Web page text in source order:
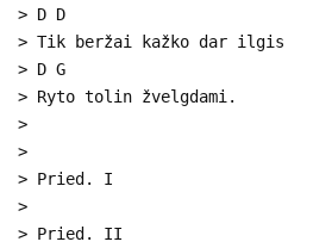
> D D
> Tik beržai kažko dar ilgis
> D G
> Ryto tolin žvelgdami.
>
>
> Pried. I
>
> Pried. II